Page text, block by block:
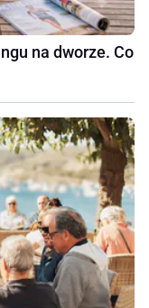
na dworze. Co